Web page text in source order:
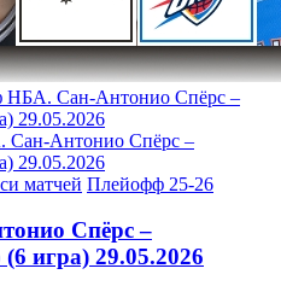
НБА. Сан-Антонио Спёрс –
29.05.2026
Антонио Спёрс –
29.05.2026
матчей Плейофф 25-26
Спёрс –
игра) 29.05.2026